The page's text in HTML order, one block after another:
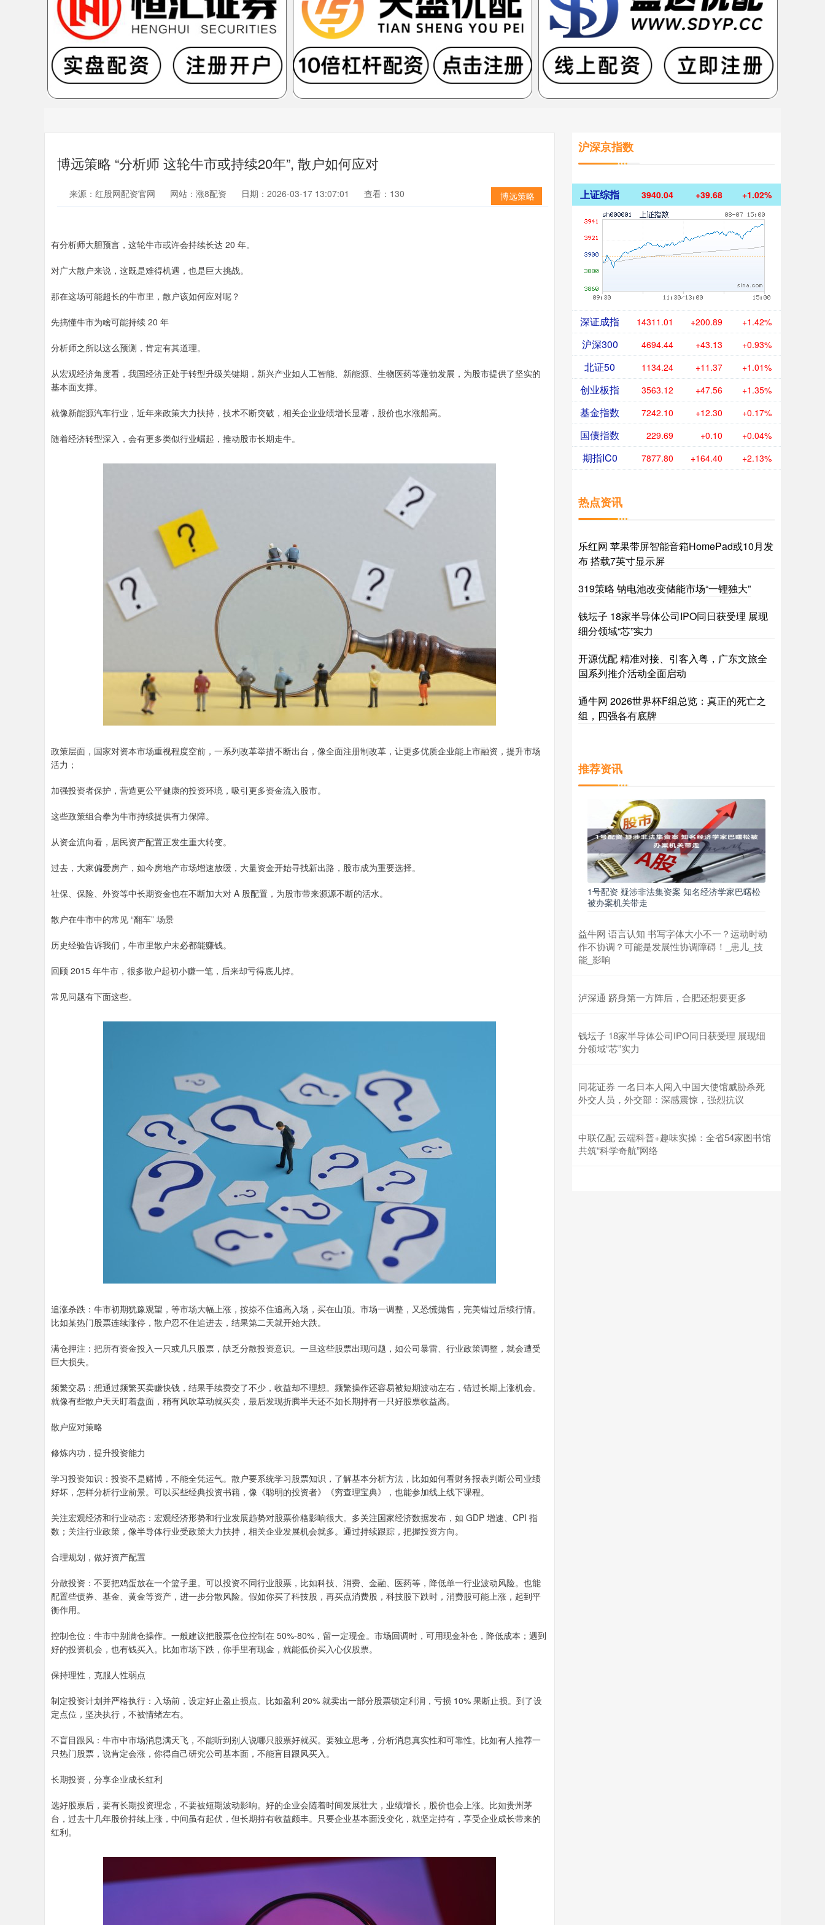
博远策略 “分析师 这轮牛市或持续20年”, 散户如何应对
博远策略
来源：红股网配资官网 网站：涨8配资 日期：2026-03-17 13:07:01 查看：130
有分析师大胆预言，这轮牛市或许会持续长达 20 年。
对广大散户来说，这既是难得机遇，也是巨大挑战。
那在这场可能超长的牛市里，散户该如何应对呢？
先搞懂牛市为啥可能持续 20 年
分析师之所以这么预测，肯定有其道理。
从宏观经济角度看，我国经济正处于转型升级关键期，新兴产业如人工智能、新能源、生物医药等蓬勃发展，为股市提供了坚实的
基本面支撑。
就像新能源汽车行业，近年来政策大力扶持，技术不断突破，相关企业业绩增长显著，股价也水涨船高。
随着经济转型深入，会有更多类似行业崛起，推动股市长期走牛。
政策层面，国家对资本市场重视程度空前，一系列改革举措不断出台，像全面注册制改革，让更多优质企业能上市融资，提升市场
活力；
加强投资者保护，营造更公平健康的投资环境，吸引更多资金流入股市。
这些政策组合拳为牛市持续提供有力保障。
从资金流向看，居民资产配置正发生重大转变。
过去，大家偏爱房产，如今房地产市场增速放缓，大量资金开始寻找新出路，股市成为重要选择。
社保、保险、外资等中长期资金也在不断加大对 A 股配置，为股市带来源源不断的活水。
散户在牛市中的常见 “翻车” 场景
历史经验告诉我们，牛市里散户未必都能赚钱。
回顾 2015 年牛市，很多散户起初小赚一笔，后来却亏得底儿掉。
常见问题有下面这些。
追涨杀跌：牛市初期犹豫观望，等市场大幅上涨，按捺不住追高入场，买在山顶。市场一调整，又恐慌抛售，完美错过后续行情。
比如某热门股票连续涨停，散户忍不住追进去，结果第二天就开始大跌。
满仓押注：把所有资金投入一只或几只股票，缺乏分散投资意识。一旦这些股票出现问题，如公司暴雷、行业政策调整，就会遭受
巨大损失。
频繁交易：想通过频繁买卖赚快钱，结果手续费交了不少，收益却不理想。频繁操作还容易被短期波动左右，错过长期上涨机会。
就像有些散户天天盯着盘面，稍有风吹草动就买卖，最后发现折腾半天还不如长期持有一只好股票收益高。
散户应对策略
修炼内功，提升投资能力
学习投资知识：投资不是赌博，不能全凭运气。散户要系统学习股票知识，了解基本分析方法，比如如何看财务报表判断公司业绩
好坏，怎样分析行业前景。可以买些经典投资书籍，像《聪明的投资者》《穷查理宝典》，也能参加线上线下课程。
关注宏观经济和行业动态：宏观经济形势和行业发展趋势对股票价格影响很大。多关注国家经济数据发布，如 GDP 增速、CPI 指
数；关注行业政策，像半导体行业受政策大力扶持，相关企业发展机会就多。通过持续跟踪，把握投资方向。
合理规划，做好资产配置
分散投资：不要把鸡蛋放在一个篮子里。可以投资不同行业股票，比如科技、消费、金融、医药等，降低单一行业波动风险。也能
配置些债券、基金、黄金等资产，进一步分散风险。假如你买了科技股，再买点消费股，科技股下跌时，消费股可能上涨，起到平
衡作用。
控制仓位：牛市中别满仓操作。一般建议把股票仓位控制在 50%-80%，留一定现金。市场回调时，可用现金补仓，降低成本；遇到
好的投资机会，也有钱买入。比如市场下跌，你手里有现金，就能低价买入心仪股票。
保持理性，克服人性弱点
制定投资计划并严格执行：入场前，设定好止盈止损点。比如盈利 20% 就卖出一部分股票锁定利润，亏损 10% 果断止损。到了设
定点位，坚决执行，不被情绪左右。
不盲目跟风：牛市中市场消息满天飞，不能听到别人说哪只股票好就买。要独立思考，分析消息真实性和可靠性。比如有人推荐一
只热门股票，说肯定会涨，你得自己研究公司基本面，不能盲目跟风买入。
长期投资，分享企业成长红利
选好股票后，要有长期投资理念，不要被短期波动影响。好的企业会随着时间发展壮大，业绩增长，股价也会上涨。比如贵州茅
台，过去十几年股价持续上涨，中间虽有起伏，但长期持有收益颇丰。只要企业基本面没变化，就坚定持有，享受企业成长带来的
红利。
沪深京指数
上证综指 3940.04 +39.68 +1.02%
深证成指 14311.01 +200.89 +1.42%
沪深300 4694.44 +43.13 +0.93%
北证50 1134.24 +11.37 +1.01%
创业板指 3563.12 +47.56 +1.35%
基金指数 7242.10 +12.30 +0.17%
国债指数 229.69 +0.10 +0.04%
期指IC0 7877.80 +164.40 +2.13%
热点资讯
乐红网 苹果带屏智能音箱HomePad或10月发
布 搭载7英寸显示屏
319策略 钠电池改变储能市场“一锂独大”
钱坛子 18家半导体公司IPO同日获受理 展现
细分领域“芯”实力
开源优配 精准对接、引客入粤，广东文旅全
国系列推介活动全面启动
通牛网 2026世界杯F组总览：真正的死亡之
组，四强各有底牌
推荐资讯
1号配资 疑涉非法集资案 知名经济学家巴曙松
被办案机关带走
益牛网 语言认知 书写字体大小不一？运动时动
作不协调？可能是发展性协调障碍！_患儿_技
能_影响
泸深通 跻身第一方阵后，合肥还想要更多
钱坛子 18家半导体公司IPO同日获受理 展现细
分领域“芯”实力
同花证券 一名日本人闯入中国大使馆威胁杀死
外交人员，外交部：深感震惊，强烈抗议
中联亿配 云端科普+趣味实操：全省54家图书馆
共筑“科学奇航”网络